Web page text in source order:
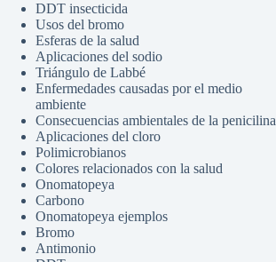
DDT insecticida
Usos del bromo
Esferas de la salud
Aplicaciones del sodio
Triángulo de Labbé
Enfermedades causadas por el medio
ambiente
Consecuencias ambientales de la penicilina
Aplicaciones del cloro
Polimicrobianos
Colores relacionados con la salud
Onomatopeya
Carbono
Onomatopeya ejemplos
Bromo
Antimonio